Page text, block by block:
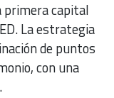
primera capital
La estrategia
de puntos
con una